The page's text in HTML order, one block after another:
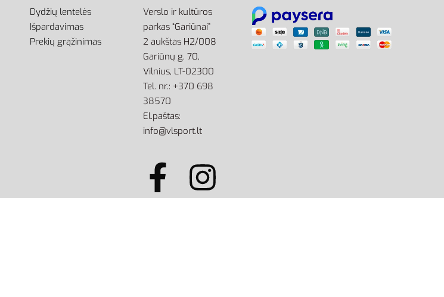
Dydžių lentelės
Išpardavimas
Prekių grąžinimas
Verslo ir kultūros
parkas “Gariūnai”
2 aukštas H2/008
Gariūnų g. 70,
Vilnius, LT-02300
Tel. nr.: +370 698
38570
El.paštas:
info@vlsport.lt